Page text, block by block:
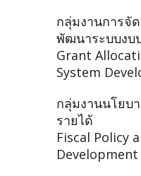
กลุ่มงานการจั
พัฒนาระบบงบ
Grant
System
กลุ่มงานนโยบ
รายได้
Fiscal Policy